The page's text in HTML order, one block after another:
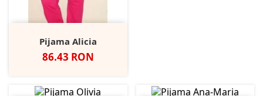
Pijama Alicia
Pret
86.43 RON